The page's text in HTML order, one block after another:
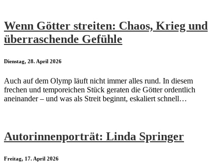
Wenn Götter streiten: Chaos, Krieg und
überraschende Gefühle
Dienstag, 28. April 2026
Auch auf dem Olymp läuft nicht immer alles rund. In diesem
frechen und temporeichen Stück geraten die Götter ordentlich
aneinander – und was als Streit beginnt, eskaliert schnell…
Autorinnenporträt: Linda Springer
Freitag, 17. April 2026